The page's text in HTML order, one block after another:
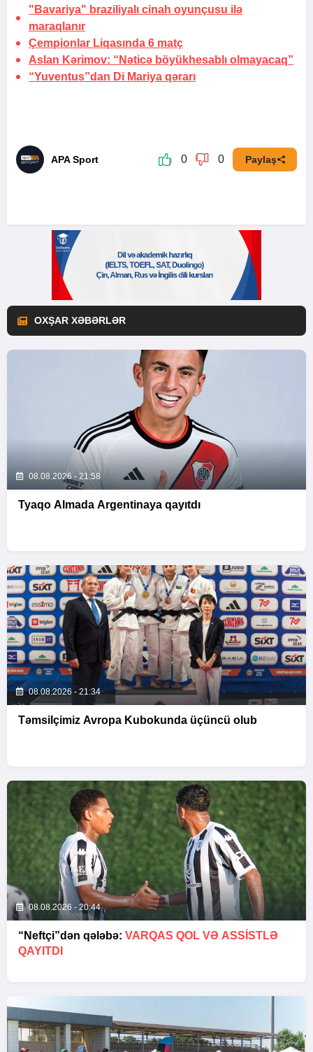
"Bavariya" braziliyalı cinah oyunçusu ilə
maraqlanır
Çempionlar Liqasında 6 matç
Aslan Kərimov: “Nəticə böyükhesablı olmayacaq”
“Yuventus”dan Di Mariya qərarı
APA Sport 0 0 Paylaş
OXŞAR XƏBƏRLƏR
08.08.2026 - 21:58
Tyaqo Almada Argentinaya qayıtdı
08.08.2026 - 21:34
Təmsilçimiz Avropa Kubokunda üçüncü olub
08.08.2026 - 20:44
“Neftçi”dən qələbə: VARQAS QOL VƏ ASSİSTLƏ
QAYITDI